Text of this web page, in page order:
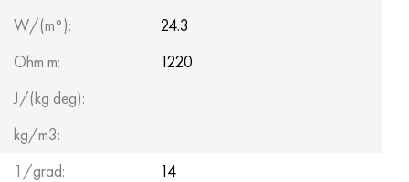
W/(m°):
24.3
Ohm m:
1220
J/(kg deg):
kg/m3:
1/grad:
14